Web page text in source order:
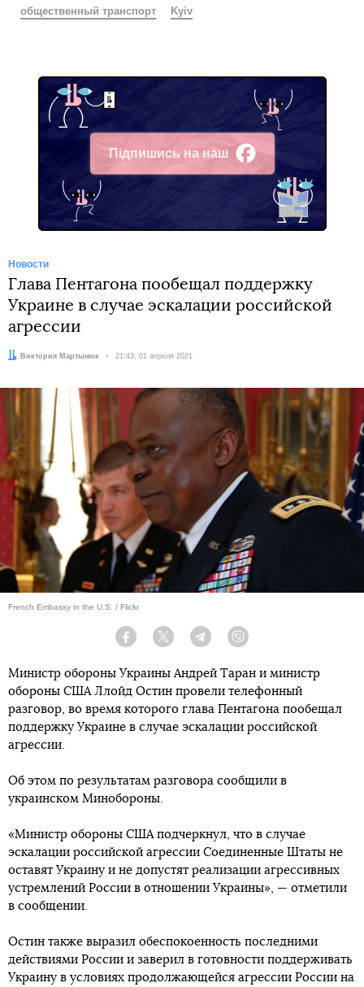
общественный транспорт
Kyiv
Підпишись на наш
Facebook
Новости
Глава Пентагона пообещал поддержку
Украине в случае эскалации российской
агрессии
Автор:Виктория Мартынюк Дата:
21:43, 01 апреля 2021
French Embassy in the U.S. / Flickr
Facebook Twitter Telegram
Министр обороны Украины Андрей Таран и министр
обороны США Ллойд Остин провели телефонный
разговор, во время которого глава Пентагона пообещал
поддержку Украине в случае эскалации российской
агрессии.
Об этом по результатам разговора сообщили в
украинском Минобороны.
«Министр обороны США подчеркнул, что в случае
эскалации российской агрессии Соединенные Штаты не
оставят Украину и не допустят реализации агрессивных
устремлений России в отношении Украины», — отметили
в сообщении.
Остин также выразил обеспокоенность последними
действиями России и заверил в готовности поддерживать
Украину в условиях продолжающейся агрессии России на